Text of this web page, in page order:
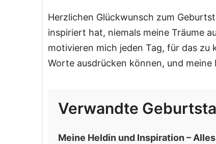
Herzlichen Glückwunsch zum
inspiriert hat, niemals meine Träume
motivieren mich jeden Tag, für das zu
Worte ausdrücken können, und
Verwandte
Meine Heldin und Inspiration –